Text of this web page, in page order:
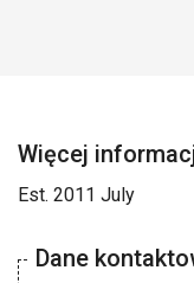
Więcej
Est. 2011 July
Dane